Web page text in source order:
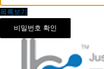
목록보기
비밀번호 확인